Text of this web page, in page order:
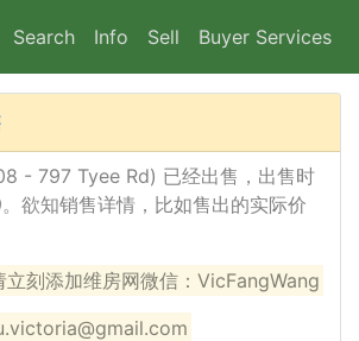
Search Info Sell Buyer Services
- 797 Tyee Rd) 已经出售，出售时
欲知销售详情，比如售出的实际价
立刻添加维房网微信：VicFangWang